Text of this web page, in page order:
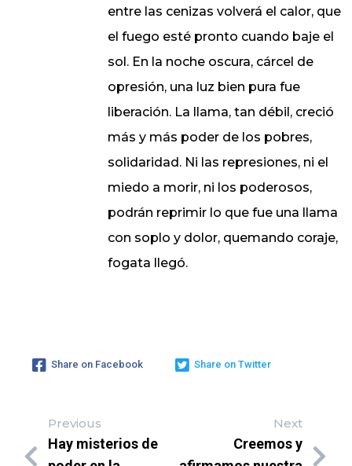
entre las cenizas volverá el calor, que
el fuego esté pronto cuando baje el
sol. En la noche oscura, cárcel de
opresión, una luz bien pura fue
liberación. La llama, tan débil, creció
más y más poder de los pobres,
solidaridad. Ni las represiones, ni el
miedo a morir, ni los poderosos,
podrán reprimir lo que fue una llama
con soplo y dolor, quemando coraje,
fogata llegó.
Share on Facebook Share on Twitter
Previous
Hay misterios de
Next
Creemos y